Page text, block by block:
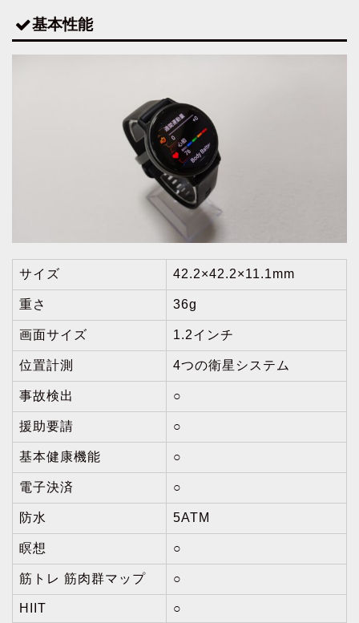
基本性能
サイズ 42.2×42.2×11.1mm
重さ 36g
画面サイズ 1.2インチ
位置計測 4つの衛星システム
事故検出 ○
援助要請 ○
基本健康機能 ○
電子決済 ○
防水 5ATM
瞑想 ○
筋トレ 筋肉群マップ ○
HIIT ○